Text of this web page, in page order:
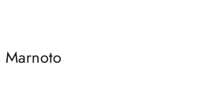
Marnoto